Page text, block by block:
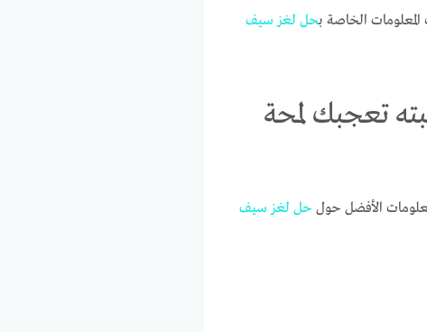
المعلومات الخاصة بحل لغز سيف
تعجبك لمحة
الأفضل حول حل لغز سيف